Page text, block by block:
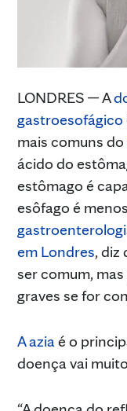
LONDRES — A
gastroesofágico
mais comuns do
ácido do
estômago é
esôfago é
em Londres, diz
ser comum,
graves se for
A aziaé o
doença vai